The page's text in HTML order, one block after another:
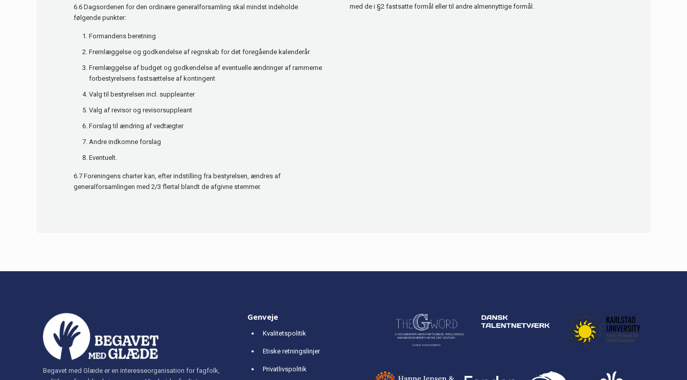
6.6 Dagsordenen for den ordinære generalforsamling skal mindst indeholde
følgende punkter:
Formandens beretning
Fremlæggelse og godkendelse af regnskab for det foregående kalenderår
Fremlæggelse af budget og godkendelse af eventuelle ændringer af rammerne
forbestyrelsens fastsættelse af kontingent
Valg til bestyrelsen incl. suppleanter
Valg af revisor og revisorsuppleant
Forslag til ændring af vedtægter
Andre indkomne forslag
Eventuelt.
6.7 Foreningens charter kan, efter indstilling fra bestyrelsen, ændres af
generalforsamlingen med 2/3 flertal blandt de afgivne stemmer.
med de i §2 fastsatte formål eller til andre almennyttige formål.
Begavet med Glæde er en interesseorganisation for fagfolk,
Genveje
Kvalitetspolitik
Etiske retningslinjer
Privatlivspolitik